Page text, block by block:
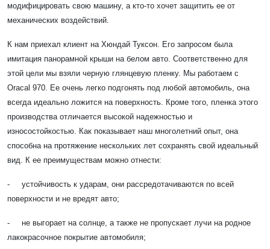
модифицировать свою машину, а кто-то хочет защитить ее от
механических воздействий.
К нам приехал клиент на Хюндай Туксон. Его запросом была
имитация панорамной крыши на белом авто. Соответственно для
этой цели мы взяли черную глянцевую пленку. Мы работаем с
Oracal 970. Ее очень легко подгонять под любой автомобиль, она
всегда идеально ложится на поверхность. Кроме того, пленка этого
производства отличается высокой надежностью и
износостойкостью. Как показывает наш многолетний опыт, она
способна на протяжение нескольких лет сохранять свой идеальный
вид. К ее преимуществам можно отнести:
- устойчивость к ударам, они рассредотачиваются по всей
поверхности и не вредят авто;
- не выгорает на солнце, а также не пропускает лучи на родное
лакокрасочное покрытие автомобиля;